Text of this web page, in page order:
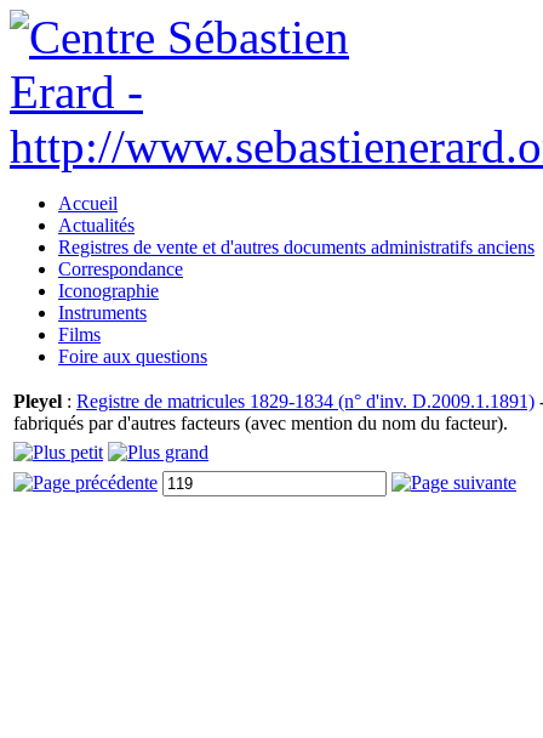
Accueil
Actualités
Registres de vente et d'autres documents administratifs anciens
Correspondance
Iconographie
Instruments
Films
Foire aux questions
Pleyel : Registre de matricules 1829-1834 (n° d'inv. D.2009.1.1891)
fabriqués par d'autres facteurs (avec mention du nom du facteur).